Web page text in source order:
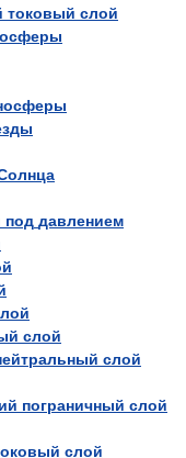
токовый слой
под давлением
слой
слой
пограничный слой
слой